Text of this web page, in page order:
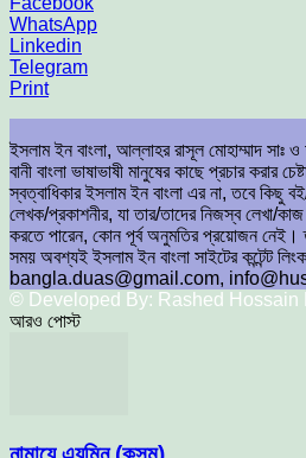
WhatsApp
Linkedin
Telegram
Print
ইসলাম ইন বাংলা, আল্লাহর রাসূল মোহাম্মাদ সাঃ
বানী বাংলা ভাষাভাষী মানুষের কাছে প্রচার করার
স্বত্বাধিকার ইসলাম ইন বাংলা এর না, তবে কিছু বই/
লেখক/প্রকাশনীর, যা তার/তাদের নিজস্ব লেখা/
করতে পারেন, কোন পূর্ব অনুমতির প্রয়োজন নেই।
সময় অবশ্যই ইসলাম ইন বাংলা সাইটের কন্টেন্ট
bangla.duas@gmail.com,
© Developed By: Rashed Hossain
আরও পোস্ট